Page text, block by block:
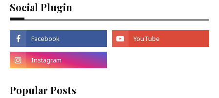
Social Plugin
Popular Posts